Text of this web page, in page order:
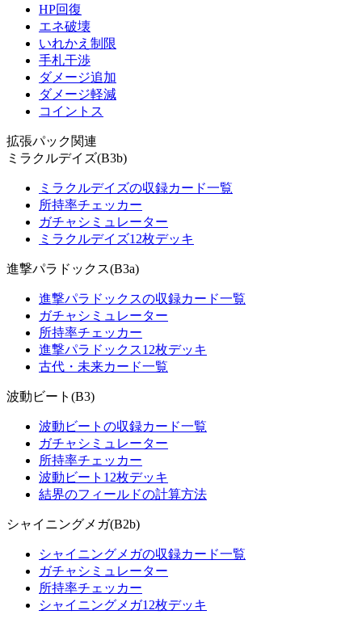
HP回復
エネ破壊
いれかえ制限
手札干渉
ダメージ追加
ダメージ軽減
コイントス
拡張パック関連
ミラクルデイズ(B3b)
ミラクルデイズの収録カード一覧
所持率チェッカー
ガチャシミュレーター
ミラクルデイズ12枚デッキ
進撃パラドックス(B3a)
進撃パラドックスの収録カード一覧
ガチャシミュレーター
所持率チェッカー
進撃パラドックス12枚デッキ
古代・未来カード一覧
波動ビート(B3)
波動ビートの収録カード一覧
ガチャシミュレーター
所持率チェッカー
波動ビート12枚デッキ
結界のフィールドの計算方法
シャイニングメガ(B2b)
シャイニングメガの収録カード一覧
ガチャシミュレーター
所持率チェッカー
シャイニングメガ12枚デッキ